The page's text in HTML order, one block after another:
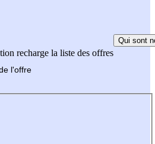
recharge la liste des offres
Qui sont
l'offre